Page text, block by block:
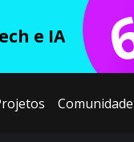
e IA
Comunidade